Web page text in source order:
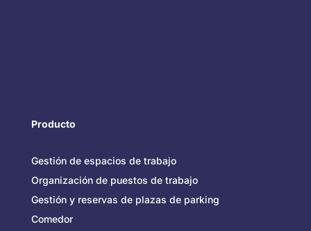
Producto
Gestión de espacios de trabajo
Organización de puestos de trabajo
Gestión y reservas de plazas de parking
Comedor